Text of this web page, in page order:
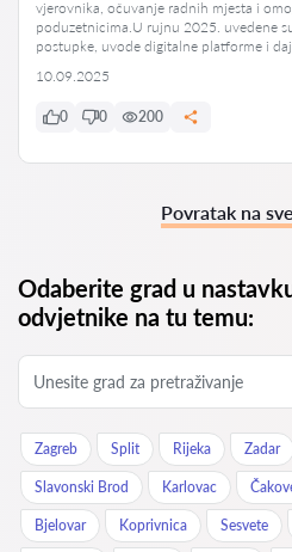
vjerovnika, očuvanje radnih mjesta i
poduzetnicima.U rujnu 2025. uvedene
postupke, uvode digitalne platforme i
10.09.2025
0 0 200
Povratak na
Odaberite grad u
odvjetnike na tu temu:
Zagreb Split Rijeka Zadar
Slavonski Brod Karlovac
Bjelovar Koprivnica Sesvete